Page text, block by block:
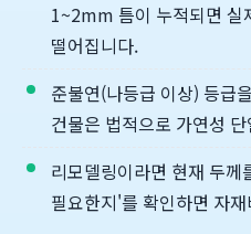
1~2mm 틈이 누적되면 실
떨어집니다.
준불연(나등급 이상) 등급
건물은 법적으로 가연성
리모델링이라면 현재 두
필요한지'를 확인하면 자